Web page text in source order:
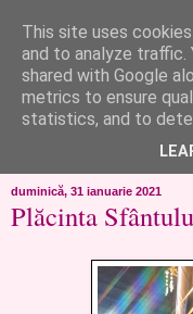
like ?...or
..de
chef..incercate pe pielea
duminică, 31 ianuarie 2021
Plăcinta
This site uses
and to analyze traffic.
shared with Google
metrics to ensure
statistics, and to